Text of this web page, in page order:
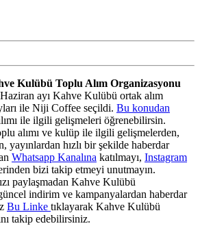
Kulübü Toplu Alım Organizasyonu
ayı Kahve Kulübü ortak alım
ile Niji Coffee seçildi. Bu konudan
ile ilgili gelişmeleri öğrenebilirsin.
alımı ve kulüp ile ilgili gelişmelerden,
yayınlardan hızlı bir şekilde haberdar
Whatsapp Kanalına katılmayı, Instagram
bizi takip etmeyi unutmayın.
paylaşmadan Kahve Kulübü
indirim ve kampanyalardan haberdar
Bu Linke tıklayarak Kahve Kulübü
takip edebilirsiniz.